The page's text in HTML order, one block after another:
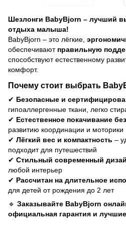
Шезлонги BabyBjorn – лучший
отдыха малыша!
BabyBjorn – это лёгкие,
обеспечивают правильную
способствуют естественному
комфорт.
Почему стоит выбрать
✔ Безопасные и
гипоаллергенные ткани, легко
✔ Естественное покачивание
развитию координации и моторики
✔ Лёгкий вес и компактность –
подходит для путешествий
✔ Стильный современный
любой интерьер
✔ Рассчитан на длительное
для детей от рождения до 2 лет
🔹 Заказывайте BabyBjorn
официальная гарантия и